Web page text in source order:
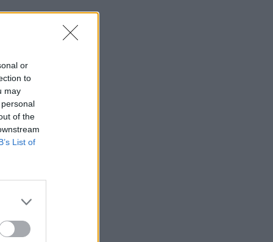
or
to
may
of the
List of